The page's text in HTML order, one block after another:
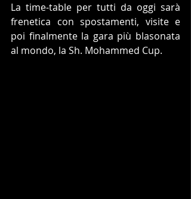
La time-table per tutti da oggi sarà
frenetica con spostamenti, visite e
poi finalmente la gara più blasonata
al mondo, la Sh. Mohammed Cup.